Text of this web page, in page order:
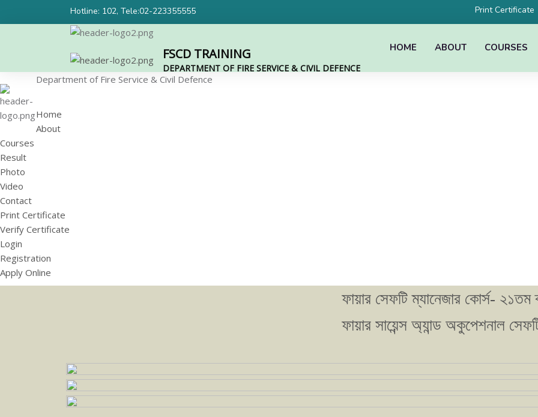
Hotline: 102, Tele:02-223355555 Print Certificate
FSCD TRAINING
DEPARTMENT OF FIRE SERVICE & CIVIL DEFENCE
COURSES
ABOUT
HOME
Department of Fire Service & Civil Defence
Home
About
Courses
Result
Photo
Video
Contact
Print Certificate
Verify Certificate
Login
Registration
Apply Online
ফায়ার সেফটি ম্যানেজার কোর্স- ২১তম
ফায়ার সায়েন্স অ্যান্ড অকুপেশনাল সেফটি